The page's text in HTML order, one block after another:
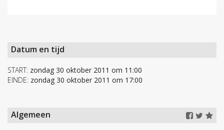
Datum en tijd
START: zondag 30 oktober 2011 om 11:00
EINDE: zondag 30 oktober 2011 om 17:00
Algemeen